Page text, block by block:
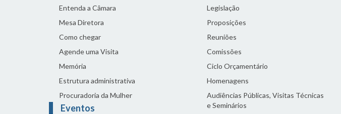
Entenda a Câmara
Mesa Diretora
Como chegar
Agende uma Visita
Memória
Estrutura administrativa
Procuradoria da Mulher
Eventos
Legislação
Proposições
Reuniões
Comissões
Ciclo Orçamentário
Homenagens
Audiências Públicas, Visitas Técnicas
e Seminários